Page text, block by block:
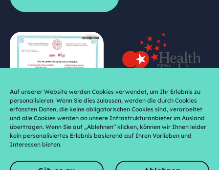
Auf unserer Website werden Cookies verwendet, um Ihr Erlebnis zu
personalisieren. Wenn Sie dies zulassen, werden die durch Cookies
erfassten Daten, die keine obligatorischen Cookies sind, verarbeitet
und alle Cookies werden an unsere Infrastrukturanbieter im Ausland
übertragen. Wenn Sie auf „Ablehnen“ klicken, können wir Ihnen leider
kein personalisiertes Erlebnis basierend auf Ihren Vorlieben und
Interessen bieten.